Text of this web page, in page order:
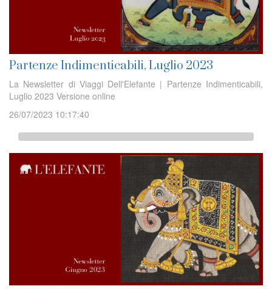
Partenze Indimenticabili, Luglio 2023
La Newsletter di Viaggi Dell'Elefante | Partenze Indimenticabili,
Luglio 2023 Versione online
26/07/2023 10:17:40